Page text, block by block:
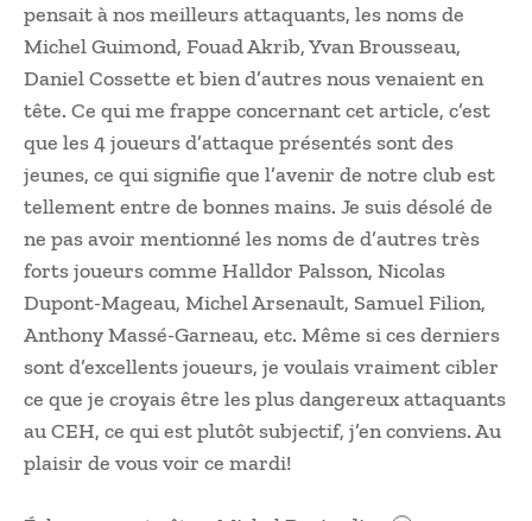
pensait à nos meilleurs attaquants, les noms de
Michel Guimond, Fouad Akrib, Yvan Brousseau,
Daniel Cossette et bien d’autres nous venaient en
tête. Ce qui me frappe concernant cet article, c’est
que les 4 joueurs d’attaque présentés sont des
jeunes, ce qui signifie que l’avenir de notre club est
tellement entre de bonnes mains. Je suis désolé de
ne pas avoir mentionné les noms de d’autres très
forts joueurs comme Halldor Palsson, Nicolas
Dupont-Mageau, Michel Arsenault, Samuel Filion,
Anthony Massé-Garneau, etc. Même si ces derniers
sont d’excellents joueurs, je voulais vraiment cibler
ce que je croyais être les plus dangereux attaquants
au CEH, ce qui est plutôt subjectif, j’en conviens. Au
plaisir de vous voir ce mardi!